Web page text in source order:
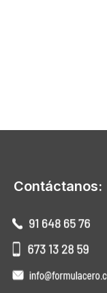
Contáctanos: